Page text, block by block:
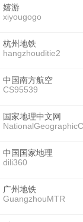
嬉游
xiyougogo
杭州地铁
hangzhouditie2
中国南方航空
CS95539
国家地理中文网
中国国家地理
dili360
广州地铁
GuangzhouMTR